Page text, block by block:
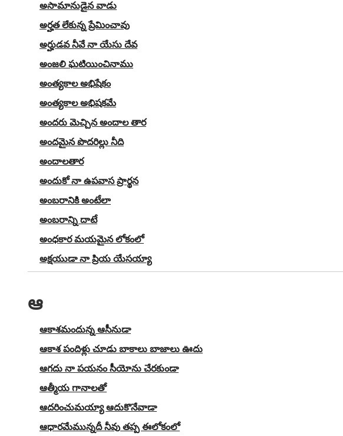
అసామానుడైన వాడు
అర్హత లేకున్న ప్రేమించావు
అర్హుడవ నీవే నా యేసు దేవ
అంజలి ఘటియించినాము
అంత్యకాల అభిషేకం
అంత్యకాల అభిషకమే
అందరు మెచ్చిన అందాల తార
అందమైన పొదరిల్లు నీది
అందాలతార
అందుకో నా ఉపవాస ప్రార్థన
అంబరానికి అంటేలా
అంబరాన్ని దాటే
అంధకార మయమైన లోకంలో
అక్షయుడా నా ప్రియ యేసయ్యా
ఆ
ఆకాశమందున్న ఆసీనుడా
ఆకాశ పందిళ్లు చూడు బాకాలు బాజాలు ఊదు
ఆగదు నా పయనం సీయోను చేరకుండా
ఆత్మీయ గానాలతో
ఆదరించుమయ్యా ఆదుకొనేవాడా
ఆధారమేమున్నదీ నీవు తప్ప ఈలోకంలో